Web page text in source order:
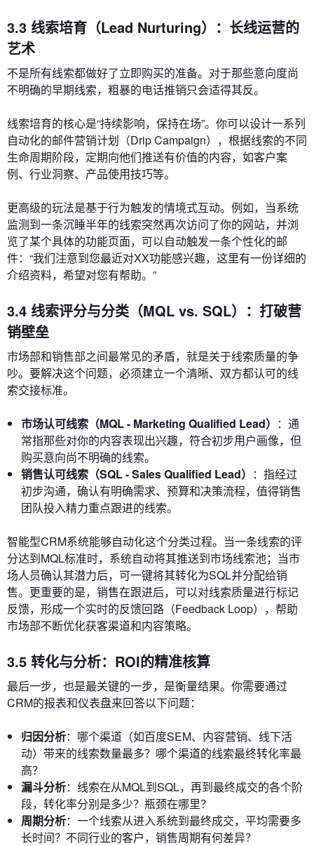
3.3 线索培育（Lead Nurturing）：长线运营的
艺术
不是所有线索都做好了立即购买的准备。对于那些意向度尚
不明确的早期线索，粗暴的电话推销只会适得其反。
线索培育的核心是“持续影响，保持在场”。你可以设计一系列
自动化的邮件营销计划（Drip Campaign），根据线索的不同
生命周期阶段，定期向他们推送有价值的内容，如客户案
例、行业洞察、产品使用技巧等。
更高级的玩法是基于行为触发的情境式互动。例如，当系统
监测到一条沉睡半年的线索突然再次访问了你的网站，并浏
览了某个具体的功能页面，可以自动触发一条个性化的邮
件：“我们注意到您最近对XX功能感兴趣，这里有一份详细的
介绍资料，希望对您有帮助。”
3.4 线索评分与分类（MQL vs. SQL）：打破营
销壁垒
市场部和销售部之间最常见的矛盾，就是关于线索质量的争
吵。要解决这个问题，必须建立一个清晰、双方都认可的线
索交接标准。
市场认可线索（MQL - Marketing Qualified Lead） ：通
常指那些对你的内容表现出兴趣，符合初步用户画像，但
购买意向尚不明确的线索。
销售认可线索（SQL - Sales Qualified Lead） ：指经过
初步沟通，确认有明确需求、预算和决策流程，值得销售
团队投入精力重点跟进的线索。
智能型CRM系统能够自动化这个分类过程。当一条线索的评
分达到MQL标准时，系统自动将其推送到市场线索池；当市
场人员确认其潜力后，可一键将其转化为SQL并分配给销
售。更重要的是，销售在跟进后，可以对线索质量进行标记
反馈，形成一个实时的反馈回路（Feedback Loop），帮助
市场部不断优化获客渠道和内容策略。
3.5 转化与分析：ROI的精准核算
最后一步，也是最关键的一步，是衡量结果。你需要通过
CRM的报表和仪表盘来回答以下问题：
归因分析：哪个渠道（如百度SEM、内容营销、线下活
动）带来的线索数量最多？哪个渠道的线索最终转化率最
高？
漏斗分析：线索在从MQL到SQL，再到最终成交的各个阶
段，转化率分别是多少？瓶颈在哪里？
周期分析：一个线索从进入系统到最终成交，平均需要多
长时间？不同行业的客户，销售周期有何差异？